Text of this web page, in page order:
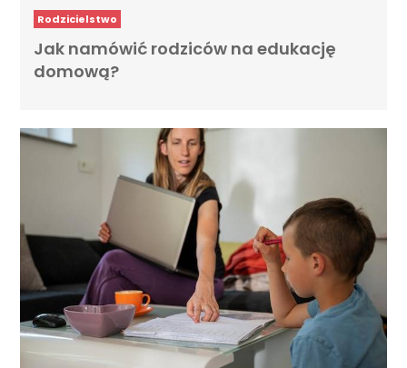
Rodzicielstwo
Jak namówić rodziców na edukację
domową?